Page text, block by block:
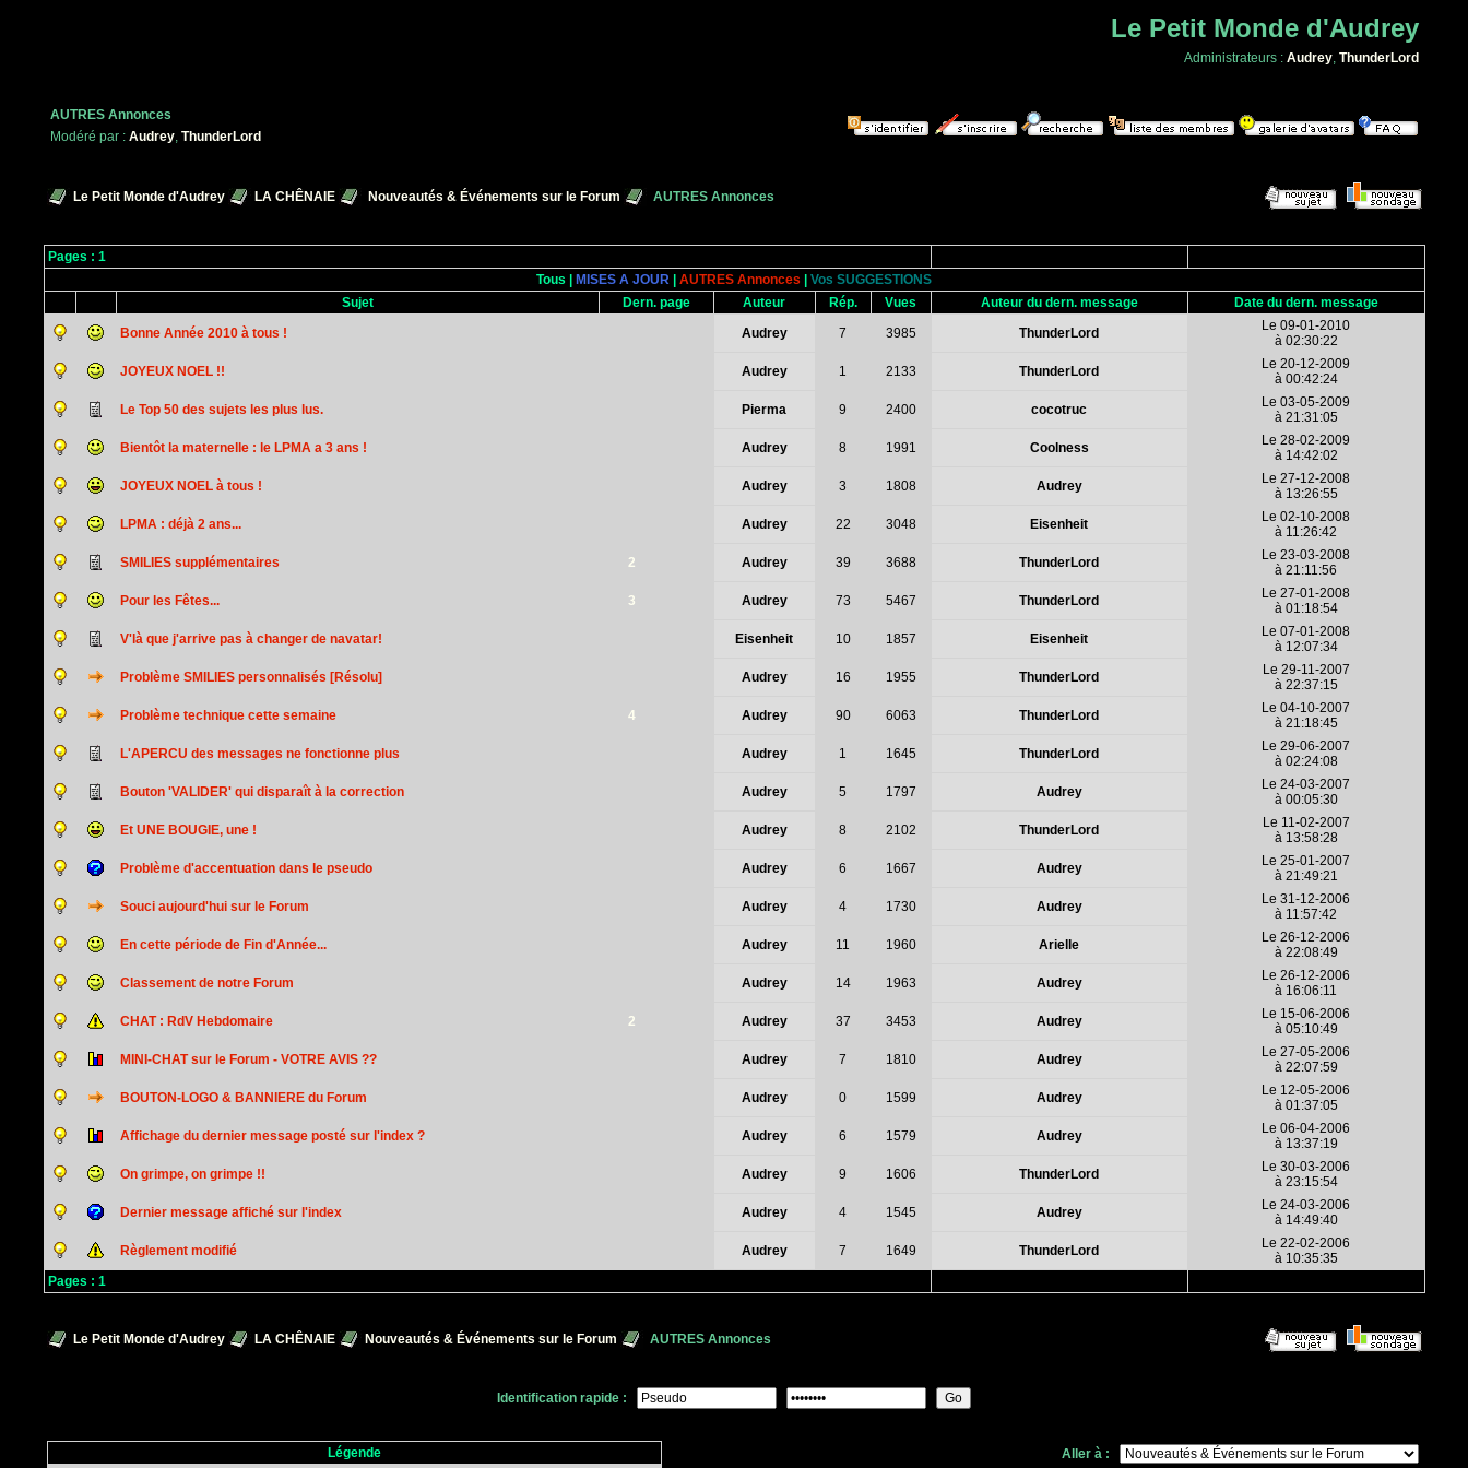
Le Petit Monde d'Audrey
Administrateurs : Audrey, ThunderLord
AUTRES Annonces
Modéré par : Audrey, ThunderLord
Le Petit Monde d'Audrey LA CHÊNAIE Nouveautés & Événements sur le Forum AUTRES Annonces
Pages : 1
Tous
MISES A JOUR AUTRES Annonces
Vos SUGGESTIONS
Sujet
Dern. page Auteur Rép. Vues Auteur du dern. message
Date du dern. message
Bonne Année 2010 à tous !
Audrey 7 3985 ThunderLord
Le 09-01-2010
à 02:30:22
JOYEUX NOEL !!
Audrey 1 2133 ThunderLord
Le 20-12-2009
à 00:42:24
Le Top 50 des sujets les plus lus.
Pierma 9 2400 cocotruc
Le 03-05-2009
à 21:31:05
Bientôt la maternelle : le LPMA a 3 ans !
Audrey 8 1991 Coolness
Le 28-02-2009
à 14:42:02
JOYEUX NOEL à tous !
Audrey 3 1808 Audrey
Le 27-12-2008
à 13:26:55
LPMA : déjà 2 ans...
Audrey 22 3048 Eisenheit
Le 02-10-2008
à 11:26:42
SMILIES supplémentaires
2 Audrey 39 3688 ThunderLord
Le 23-03-2008
à 21:11:56
Pour les Fêtes...
3 Audrey 73 5467 ThunderLord
Le 27-01-2008
à 01:18:54
V'là que j'arrive pas à changer de navatar!
Eisenheit 10 1857 Eisenheit
Le 07-01-2008
à 12:07:34
Problème SMILIES personnalisés [Résolu]
Audrey 16 1955 ThunderLord
Le 29-11-2007
à 22:37:15
Problème technique cette semaine
4 Audrey 90 6063 ThunderLord
Le 04-10-2007
à 21:18:45
L'APERCU des messages ne fonctionne plus
Audrey 1 1645 ThunderLord
Le 29-06-2007
à 02:24:08
Bouton 'VALIDER' qui disparaît à la correction
Audrey 5 1797 Audrey
Le 24-03-2007
à 00:05:30
Et UNE BOUGIE, une !
Audrey 8 2102 ThunderLord
Le 11-02-2007
à 13:58:28
Problème d'accentuation dans le pseudo
Audrey 6 1667 Audrey
Le 25-01-2007
à 21:49:21
Souci aujourd'hui sur le Forum
Audrey 4 1730 Audrey
Le 31-12-2006
à 11:57:42
En cette période de Fin d'Année...
Audrey 11 1960 Arielle
Le 26-12-2006
à 22:08:49
Classement de notre Forum
Audrey 14 1963 Audrey
Le 26-12-2006
à 16:06:11
CHAT : RdV Hebdomaire
2 Audrey 37 3453 Audrey
Le 15-06-2006
à 05:10:49
MINI-CHAT sur le Forum - VOTRE AVIS ??
Audrey 7 1810 Audrey
Le 27-05-2006
à 22:07:59
BOUTON-LOGO & BANNIERE du Forum
Audrey 0 1599 Audrey
Le 12-05-2006
à 01:37:05
Affichage du dernier message posté sur l'index ?
Audrey 6 1579 Audrey
Le 06-04-2006
à 13:37:19
On grimpe, on grimpe !!
Audrey 9 1606 ThunderLord
Le 30-03-2006
à 23:15:54
Dernier message affiché sur l'index
Audrey 4 1545 Audrey
Le 24-03-2006
à 14:49:40
Règlement modifié
Audrey 7 1649 ThunderLord
Le 22-02-2006
à 10:35:35
Pages : 1
Le Petit Monde d'Audrey LA CHÊNAIE Nouveautés & Événements sur le Forum AUTRES Annonces
Identification rapide :
Légende Aller à :